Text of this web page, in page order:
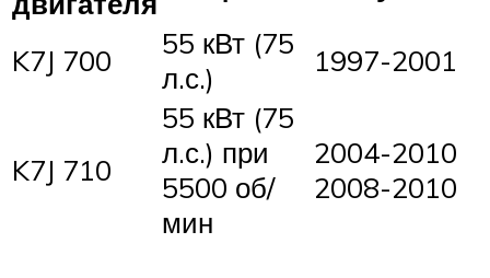
K7J 700
55 кВт (75
л.с.)
1997-2001
K7J 710
55 кВт (75
л.с.) при
5500 об/
мин
2004-2010
2008-2010